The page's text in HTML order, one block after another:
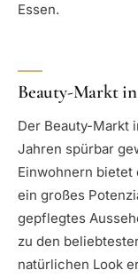
Essen.
Beauty-Markt
Der Beauty-Markt
Jahren spürbar
Einwohnern bietet
ein großes
gepflegtes
zu den
natürlichen Look